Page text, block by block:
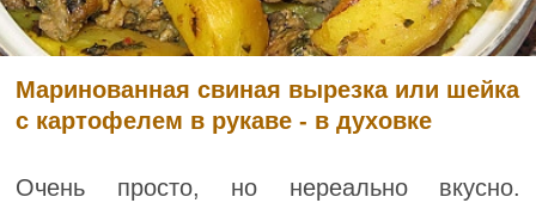
Маринованная свиная вырезка или шейка
с картофелем в рукаве - в духовке
Очень просто, но нереально вкусно.